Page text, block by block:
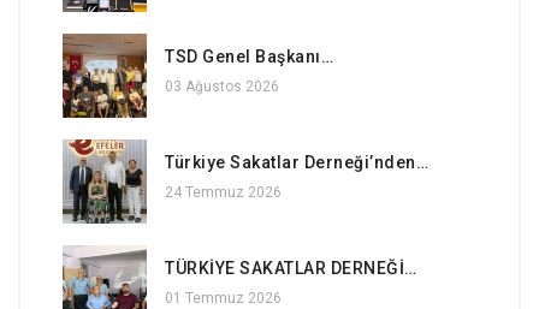
TSD Genel Başkanı…
03 Ağustos 2026
Türkiye Sakatlar Derneği’nden…
24 Temmuz 2026
TÜRKİYE SAKATLAR DERNEĞİ…
01 Temmuz 2026